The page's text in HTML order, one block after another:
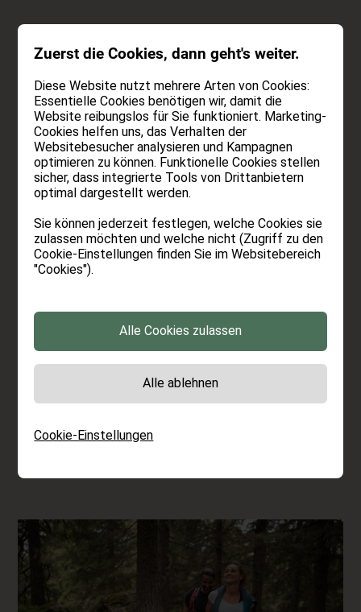
24.06.2026-Lesezeit:4 Minuten
Lauwandspitze – der Gipfel mit
Aussichtsgarantie
Lauwandspitze gehört nicht dazu. Wer einmal
oben gestanden hat, versteht schnell, warum
dieser Gipfel zu unseren Lieblingswanderungen
Großartige Aussichten, abwechslungsreiche
Wege, eine gemütliche Hütte unterwegs und
das Gefühl, für ein paar Stunden ganz weit weg
vom Alltag zu sein. Dabei beginnt das
Zuerst die Cookies, dann geht's weiter.
Diese Website nutzt mehrere Arten von Cookies:
Essentielle Cookies benötigen wir, damit die
Website reibungslos für Sie funktioniert. Marketing-
Cookies helfen uns, das Verhalten der
Websitebesucher analysieren und Kampagnen
optimieren zu können. Funktionelle Cookies stellen
sicher, dass integrierte Tools von Drittanbietern
optimal dargestellt werden.
Sie können jederzeit festlegen, welche Cookies sie
zulassen möchten und welche nicht (Zugriff zu den
Cookie-Einstellungen finden Sie im Websitebereich
"Cookies").
Cookie-Einstellungen
Alle Cookies zulassen
Alle ablehnen